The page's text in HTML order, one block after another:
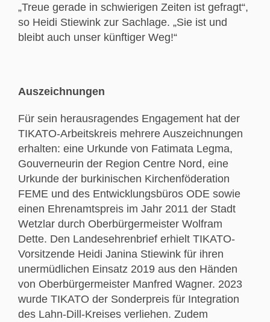
„Treue gerade in schwierigen Zeiten ist gefragt“,
so Heidi Stiewink zur Sachlage. „Sie ist und
bleibt auch unser künftiger Weg!“
Auszeichnungen
Für sein herausragendes Engagement hat der
TIKATO-Arbeitskreis mehrere Auszeichnungen
erhalten: eine Urkunde von Fatimata Legma,
Gouverneurin der Region Centre Nord, eine
Urkunde der burkinischen Kirchenföderation
FEME und des Entwicklungsbüros ODE sowie
einen Ehrenamtspreis im Jahr 2011 der Stadt
Wetzlar durch Oberbürgermeister Wolfram
Dette. Den Landesehrenbrief erhielt TIKATO-
Vorsitzende Heidi Janina Stiewink für ihren
unermüdlichen Einsatz 2019 aus den Händen
von Oberbürgermeister Manfred Wagner. 2023
wurde TIKATO der Sonderpreis für Integration
des Lahn-Dill-Kreises verliehen. Zudem